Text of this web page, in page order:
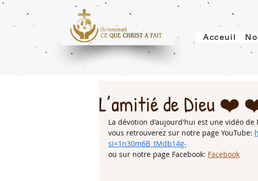
Acceuil
L’amitié de Dieu ❤️
La dévotion d'aujourd'hui est une vidéo
vous retrouverez sur notre page YouTube:
si=1n30m6B_tMdb14g-
ou sur notre page Facebook: Facebook